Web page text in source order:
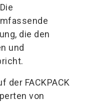
die den
und
der FACKPACK
von